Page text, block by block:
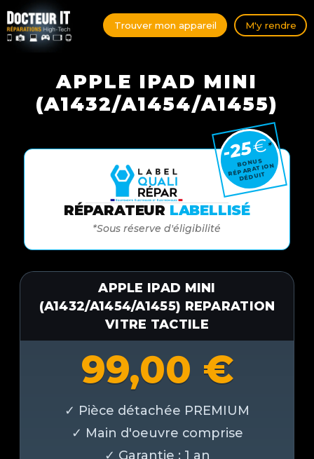
Trouver mon appareil M'y rendre
APPLE IPAD MINI
(A1432/A1454/A1455)
RÉPARATEUR LABELLISÉ
*Sous réserve d'éligibilité
-25€*
BONUS
RÉPARATION
DÉDUIT
APPLE IPAD MINI
(A1432/A1454/A1455) REPARATION
VITRE TACTILE
99,00 €